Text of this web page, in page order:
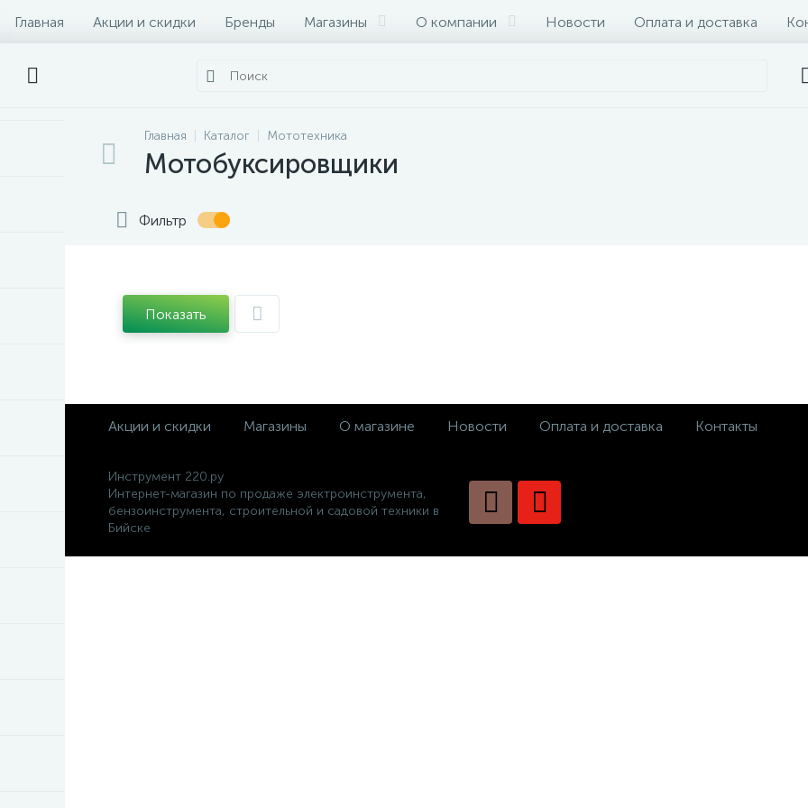
Главная Акции и скидки Бренды Магазины О компании Новости Оплата и доставка
Главная Каталог Мототехника
Мотобуксировщики
Фильтр
Показать
Акции и скидки Магазины О магазине Новости Оплата и доставка Контакты
Инструмент 220.ру
Интернет-магазин по продаже электроинструмента,
бензоинструмента, строительной и садовой техники в
Бийске